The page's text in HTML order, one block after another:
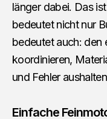
länger dabei. Das
bedeutet nicht nur
bedeutet auch: den
koordinieren,
und Fehler
Einfache